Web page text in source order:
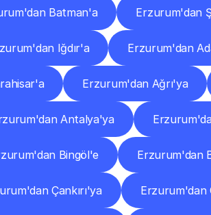
Batman'a Erzurum'dan
Iğdır'a Erzurum'dan
Erzurum'dan Ağrı'ya
Antalya'ya
Bingöl'e Erzurum'dan
Çankırı'ya Erzurum'dan